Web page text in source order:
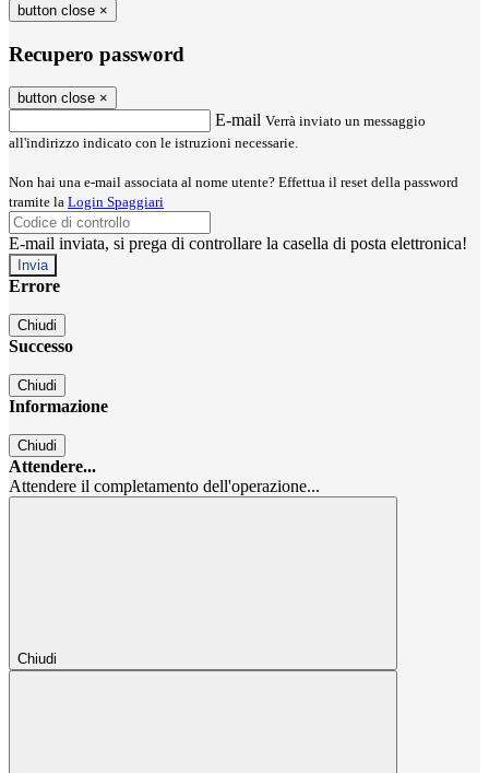
button close ×
Recupero password
button close ×
E-mail Verrà inviato un messaggio
all'indirizzo indicato con le istruzioni necessarie.
Non hai una e-mail associata al nome utente? Effettua il reset della password
tramite la Login Spaggiari
E-mail inviata, si prega di controllare la casella di posta elettronica!
Errore
Chiudi
Successo
Chiudi
Informazione
Chiudi
Attendere...
Attendere il completamento dell'operazione...
Chiudi